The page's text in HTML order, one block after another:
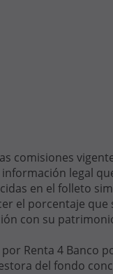
comisiones
legal
en el folleto
el porcentaje
con su
Renta 4 Banco
del fondo